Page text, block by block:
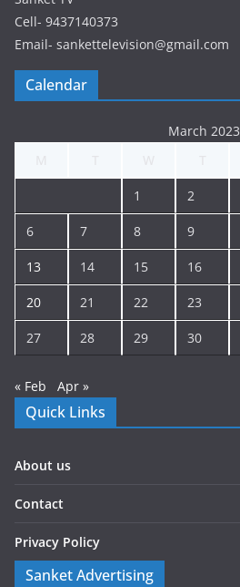
Cell- 9437140373
Email- sankettelevision@gmail.com
Calendar
March 2023
1 2
6 7 8 9
13 14 15 16
20 21 22 23
27 28 29 30
« Feb Apr »
Quick Links
About us
Contact
Privacy Policy
Sanket Advertising